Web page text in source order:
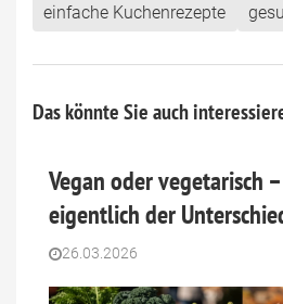
einfache Kuchenrezepte
Das könnte Sie auch
Vegan oder vegetarisch
eigentlich der
26.03.2026